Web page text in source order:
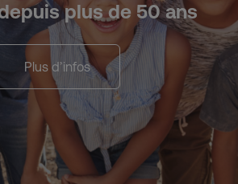
plus de 50 ans
Plus d’infos